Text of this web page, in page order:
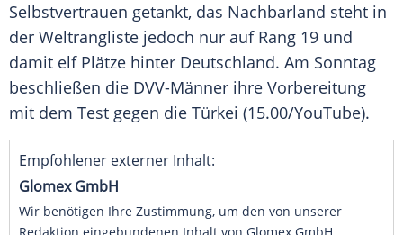
Selbstvertrauen getankt, das Nachbarland steht in
der Weltrangliste jedoch nur auf Rang 19 und
damit elf Plätze hinter Deutschland. Am Sonntag
beschließen die DVV-Männer ihre Vorbereitung
mit dem Test gegen die Türkei (15.00/YouTube).
Empfohlener externer Inhalt:
Glomex GmbH
Wir benötigen Ihre Zustimmung, um den von unserer